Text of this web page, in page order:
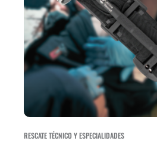
RESCATE TÉCNICO Y ESPECIALIDADES